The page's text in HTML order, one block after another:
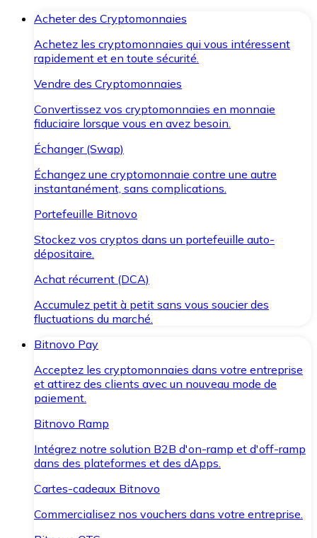
Acheter des Cryptomonnaies
Achetez les cryptomonnaies qui vous intéressent
rapidement et en toute sécurité.
Vendre des Cryptomonnaies
Convertissez vos cryptomonnaies en monnaie
fiduciaire lorsque vous en avez besoin.
Échanger (Swap)
Échangez une cryptomonnaie contre une autre
instantanément, sans complications.
Portefeuille Bitnovo
Stockez vos cryptos dans un portefeuille auto-
dépositaire.
Achat récurrent (DCA)
Accumulez petit à petit sans vous soucier des
fluctuations du marché.
Bitnovo Pay
Acceptez les cryptomonnaies dans votre entreprise
et attirez des clients avec un nouveau mode de
paiement.
Bitnovo Ramp
Intégrez notre solution B2B d'on-ramp et d'off-ramp
dans des plateformes et des dApps.
Cartes-cadeaux Bitnovo
Commercialisez nos vouchers dans votre entreprise.